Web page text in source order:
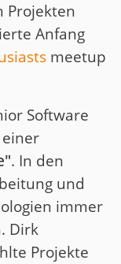
Projekten
Anfang
meetup
Software
. In den
und
immer
Dirk
Projekte